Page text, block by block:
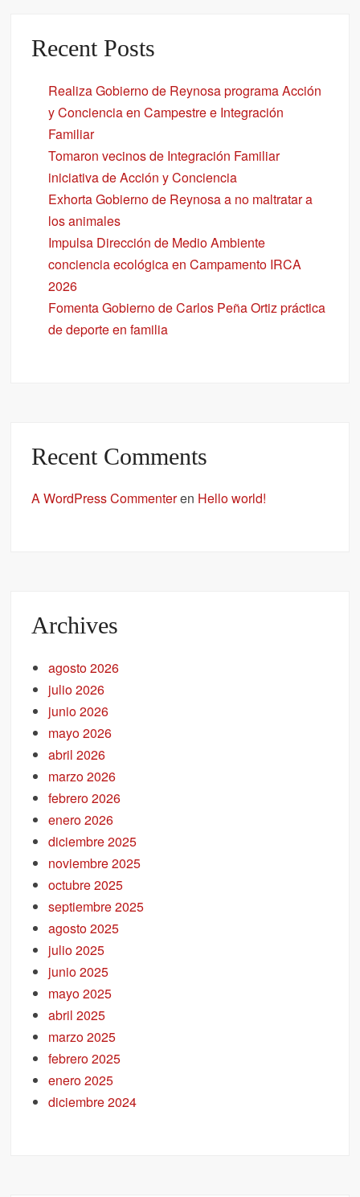
Recent Posts
Realiza Gobierno de Reynosa programa Acción
y Conciencia en Campestre e Integración
Familiar
Tomaron vecinos de Integración Familiar
iniciativa de Acción y Conciencia
Exhorta Gobierno de Reynosa a no maltratar a
los animales
Impulsa Dirección de Medio Ambiente
conciencia ecológica en Campamento IRCA
2026
Fomenta Gobierno de Carlos Peña Ortiz práctica
de deporte en familia
Recent Comments
A WordPress Commenteren Hello world!
Archives
agosto 2026
julio 2026
junio 2026
mayo 2026
abril 2026
marzo 2026
febrero 2026
enero 2026
diciembre 2025
noviembre 2025
octubre 2025
septiembre 2025
agosto 2025
julio 2025
junio 2025
mayo 2025
abril 2025
marzo 2025
febrero 2025
enero 2025
diciembre 2024